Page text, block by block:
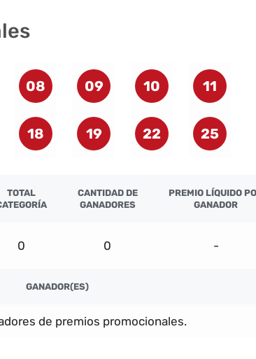
08 09 10 11
18 19 22 25
TOTAL
CANTIDAD DE
GANADORES
PREMIO LÍQUIDO
GANADOR
0 0 -
GANADOR(ES)
de premios promocionales.